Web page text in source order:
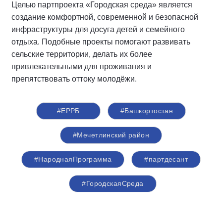
Целью партпроекта «Городская среда» является
создание комфортной, современной и безопасной
инфраструктуры для досуга детей и семейного
отдыха. Подобные проекты помогают развивать
сельские территории, делать их более
привлекательными для проживания и
препятствовать оттоку молодёжи.
#ЕРРБ #Башкортостан
#Мечетлинский район
#НароднаяПрограмма #партдесант
#ГородскаяСреда